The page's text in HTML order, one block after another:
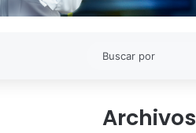
Archivos